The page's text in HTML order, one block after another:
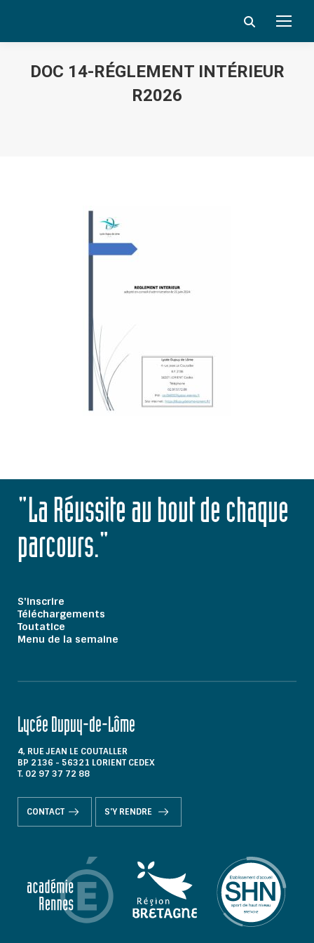
Search:
DOC 14-RÉGLEMENT INTÉRIEUR
R2026
"La Réussite au bout de chaque
parcours."
S'inscrire
Téléchargements
Toutatice
Menu de la semaine
Lycée Dupuy-de-Lôme
4, RUE JEAN LE COUTALLER
BP 2136 - 56321 LORIENT CEDEX
T. 02 97 37 72 88
CONTACT S'Y RENDRE